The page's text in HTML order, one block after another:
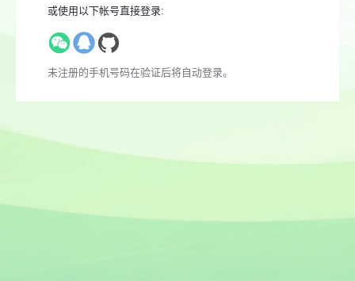
或使用以下帐号直接登录:
未注册的手机号码在验证后将自动登录。